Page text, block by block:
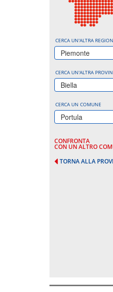
CERCA UN'ALTRA
Piemonte
CERCA UN'ALTRA
Biella
CERCA UN COMUNE
Portula
CONFRONTA
CON UN ALTRO
TORNA ALLA